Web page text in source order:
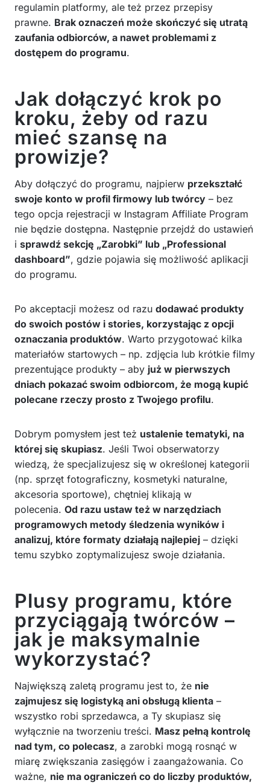
regulamin platformy, ale też przez przepisy
prawne. Brak oznaczeń może skończyć się utratą
zaufania odbiorców, a nawet problemami z
dostępem do programu.
Jak dołączyć krok po
kroku, żeby od razu
mieć szansę na
prowizje?
Aby dołączyć do programu, najpierw przekształć
swoje konto w profil firmowy lub twórcy – bez
tego opcja rejestracji w Instagram Affiliate Program
nie będzie dostępna. Następnie przejdź do ustawień
i sprawdź sekcję „Zarobki” lub „Professional
dashboard”, gdzie pojawia się możliwość aplikacji
do programu.
Po akceptacji możesz od razu dodawać produkty
do swoich postów i stories, korzystając z opcji
oznaczania produktów. Warto przygotować kilka
materiałów startowych – np. zdjęcia lub krótkie filmy
prezentujące produkty – aby już w pierwszych
dniach pokazać swoim odbiorcom, że mogą kupić
polecane rzeczy prosto z Twojego profilu.
Dobrym pomysłem jest też ustalenie tematyki, na
której się skupiasz. Jeśli Twoi obserwatorzy
wiedzą, że specjalizujesz się w określonej kategorii
(np. sprzęt fotograficzny, kosmetyki naturalne,
akcesoria sportowe), chętniej klikają w
polecenia. Od razu ustaw też w narzędziach
programowych metody śledzenia wyników i
analizuj, które formaty działają najlepiej – dzięki
temu szybko zoptymalizujesz swoje działania.
Plusy programu, które
przyciągają twórców –
jak je maksymalnie
wykorzystać?
Największą zaletą programu jest to, że nie
zajmujesz się logistyką ani obsługą klienta –
wszystko robi sprzedawca, a Ty skupiasz się
wyłącznie na tworzeniu treści. Masz pełną kontrolę
nad tym, co polecasz, a zarobki mogą rosnąć w
miarę zwiększania zasięgów i zaangażowania. Co
ważne, nie ma ograniczeń co do liczby produktów,